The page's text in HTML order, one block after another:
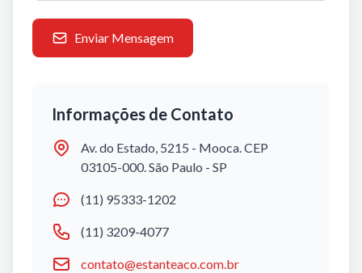
Enviar Mensagem
Informações de Contato
Av. do Estado, 5215 - Mooca. CEP
03105-000. São Paulo - SP
(11) 95333-1202
(11) 3209-4077
contato@estanteaco.com.br